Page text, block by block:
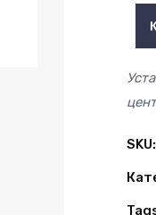
90,
650
88-
SKU: